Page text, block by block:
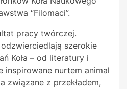
“Filomaci”.
pracy twórczej.
szerokie
Koła – od literatury i
inspirowane nurtem animal
związane z przekładem,